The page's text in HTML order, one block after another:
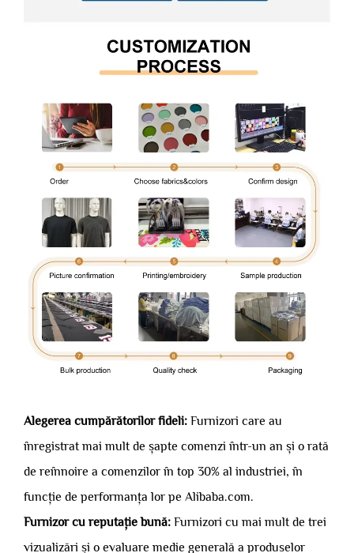
Alegerea cumpărătorilor fideli: Furnizori care au
înregistrat mai mult de șapte comenzi într-un an și o rată
de reînnoire a comenzilor în top 30% al industriei, în
funcție de performanța lor pe Alibaba.com.
Furnizor cu reputație bună: Furnizori cu mai mult de trei
vizualizări și o evaluare medie generală a produselor